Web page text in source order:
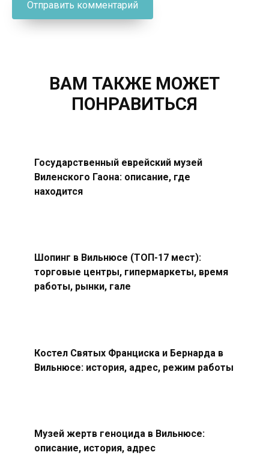
ВАМ ТАКЖЕ МОЖЕТ
ПОНРАВИТЬСЯ
Государственный еврейский музей
Виленского Гаона: описание, где
находится
Шопинг в Вильнюсе (ТОП-17 мест):
торговые центры, гипермаркеты, время
работы, рынки, гале
Костел Святых Франциска и Бернарда в
Вильнюсе: история, адрес, режим работы
Музей жертв геноцида в Вильнюсе:
описание, история, адрес